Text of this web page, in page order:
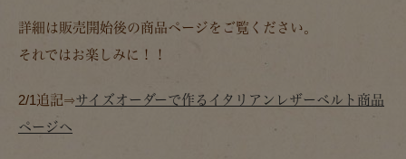
詳細は販売開始後の商品ページをご覧ください。
それではお楽しみに！！
2/1追記⇒サイズオーダーで作るイタリアンレザーベルト商品
ページへ